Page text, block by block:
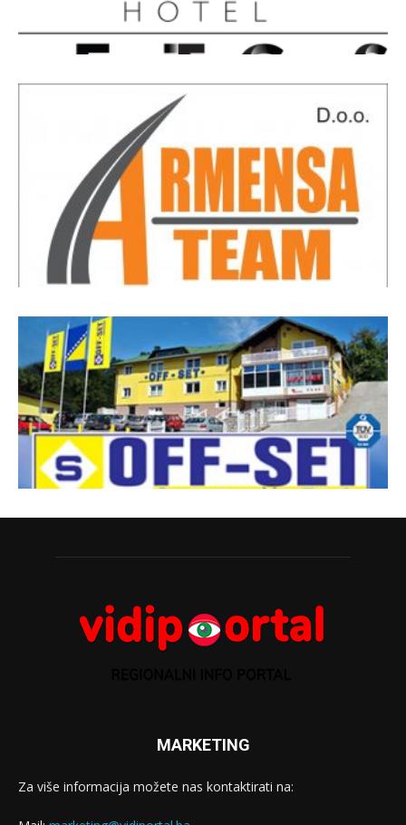
MARKETING
Za više informacija možete nas kontaktirati na: